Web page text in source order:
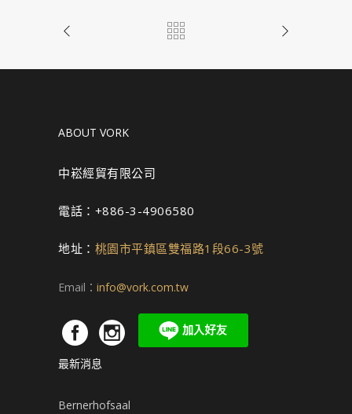
ABOUT VORK
中崧經貿有限公司
電話：+886-3-4906580
地址： 桃園市平鎮區雙福路1段66-3號
Email： info@vork.com.tw
最新消息
Bernerhofsaal